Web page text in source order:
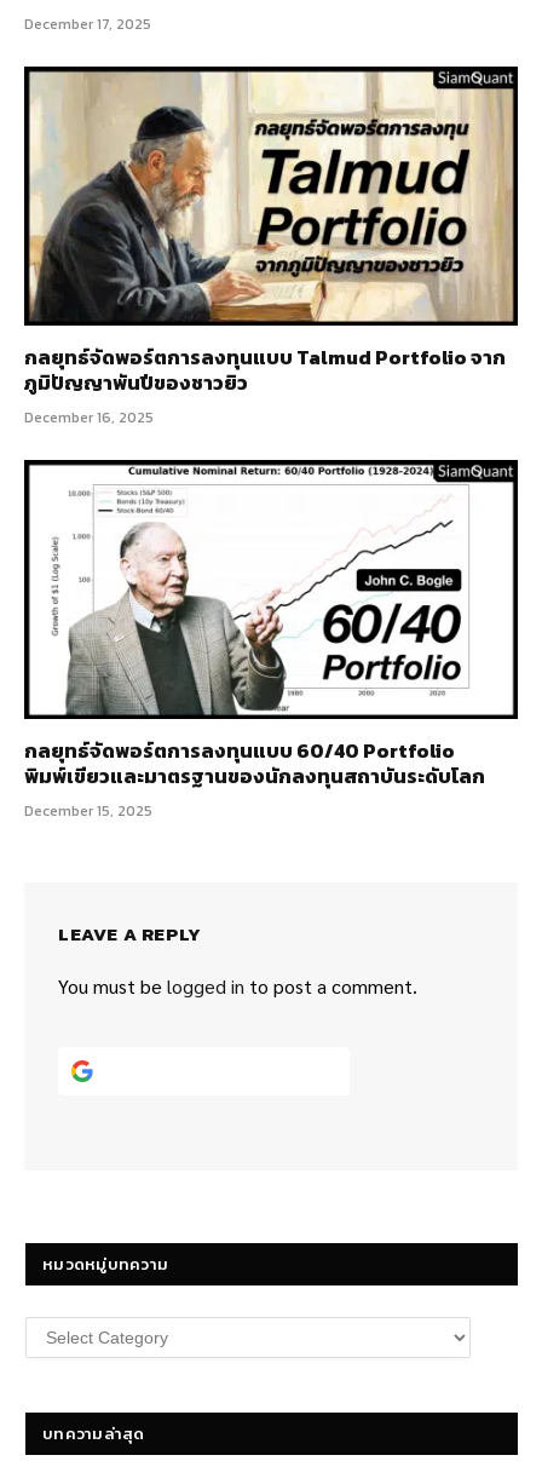
December 17, 2025
กลยุทธ์จัดพอร์ตการลงทุนแบบ Talmud Portfolio จาก
ภูมิปัญญาพันปีของชาวยิว
December 16, 2025
กลยุทธ์จัดพอร์ตการลงทุนแบบ 60/40 Portfolio
พิมพ์เขียวและมาตรฐานของนักลงทุนสถาบันระดับโลก
December 15, 2025
LEAVE A REPLY
You must be logged in to post a comment.
หมวดหมู่บทความ
หมวด
หมู่
บทความล่าสุด